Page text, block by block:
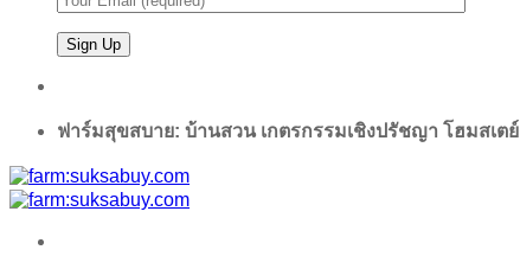
ฟาร์มสุขสบาย: บ้านสวน เกตรกรรมเชิงปรัชญา โฮมสเตย์